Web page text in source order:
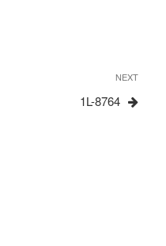
Next
Post
NEXT
1L-8764